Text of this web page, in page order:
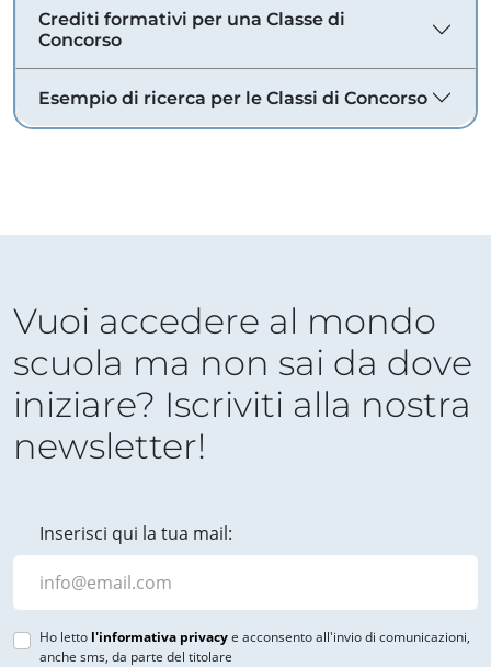
Crediti formativi per una Classe di
Concorso
Esempio di ricerca per le Classi di Concorso
Vuoi accedere al mondo
scuola ma non sai da dove
iniziare? Iscriviti alla nostra
newsletter!
Inserisci qui la tua mail:
Ho letto l'informativa privacye acconsento all'invio di comunicazioni,
anche sms, da parte del titolare